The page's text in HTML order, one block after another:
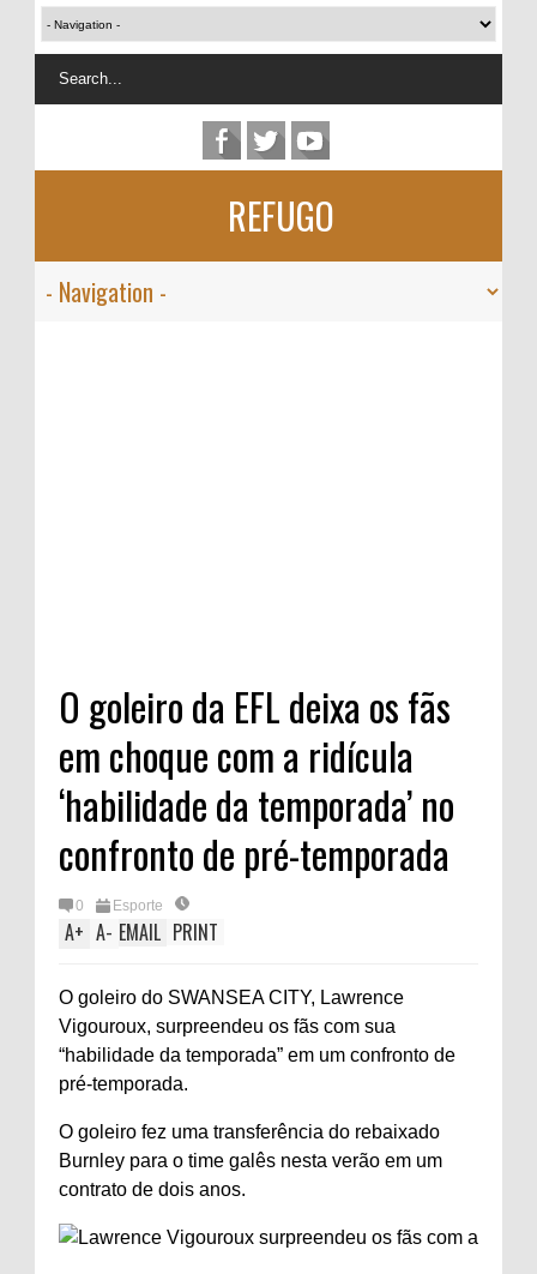
REFUGO
O goleiro da EFL deixa os fãs
em choque com a ridícula
‘habilidade da temporada’ no
confronto de pré-temporada
0 Esporte
A+ A- EMAIL PRINT
O goleiro do SWANSEA CITY, Lawrence
Vigouroux, surpreendeu os fãs com sua
“habilidade da temporada” em um confronto de
pré-temporada.
O goleiro fez uma transferência do rebaixado
Burnley para o time galês nesta verão em um
contrato de dois anos.